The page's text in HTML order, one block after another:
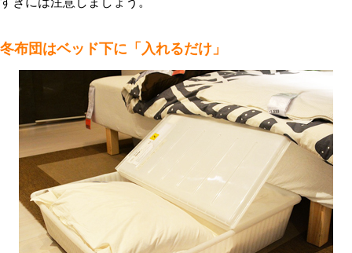
冬布団はベッド下に「入れるだけ」